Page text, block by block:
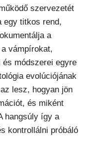
szervezetét
egy titkos rend,
a
vámpírokat,
módszerei egyre
evolúciójának
lesz, hogyan jön
és miként
hangsúly így a
kontrollálni próbáló